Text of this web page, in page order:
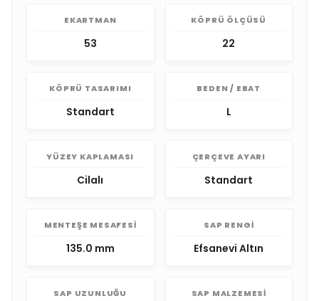
EKARTMAN
53
KÖPRÜ ÖLÇÜSÜ
22
KÖPRÜ TASARIMI
Standart
BEDEN / EBAT
L
YÜZEY KAPLAMASI
Cilalı
ÇERÇEVE AYARI
Standart
MENTEŞE MESAFESI
135.0 mm
SAP RENGI
Efsanevi Altın
SAP UZUNLUĞU SAP MALZEMESI